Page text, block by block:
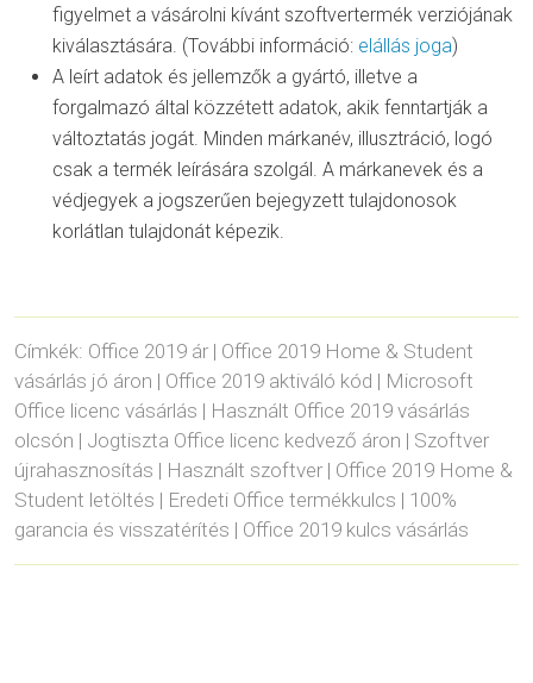
figyelmet a vásárolni kívánt szoftvertermék verziójának
kiválasztására. (További információ: elállás joga)
A leírt adatok és jellemzők a gyártó, illetve a
forgalmazó által közzétett adatok, akik fenntartják a
változtatás jogát. Minden márkanév, illusztráció, logó
csak a termék leírására szolgál. A márkanevek és a
védjegyek a jogszerűen bejegyzett tulajdonosok
korlátlan tulajdonát képezik.
Címkék: Office 2019 ár | Office 2019 Home & Student
vásárlás jó áron | Office 2019 aktiváló kód | Microsoft
Office licenc vásárlás | Használt Office 2019 vásárlás
olcsón | Jogtiszta Office licenc kedvező áron | Szoftver
újrahasznosítás | Használt szoftver | Office 2019 Home &
Student letöltés | Eredeti Office termékkulcs | 100%
garancia és visszatérítés | Office 2019 kulcs vásárlás